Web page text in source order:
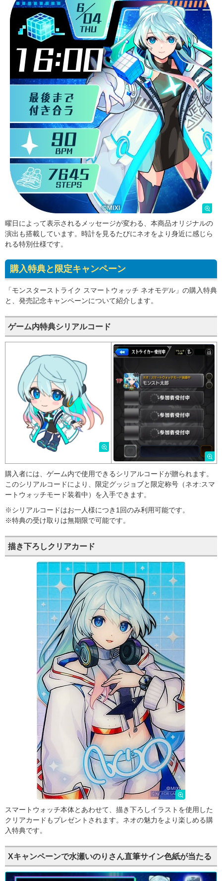
曜日によって表示されるメッセージが変わる、本商品オリジナルの
演出も搭載しています。時計を見るたびにネオをより身近に感じら
れる特別仕様です。
購入特典と限定キャンペーン
「モンスターストライク スマートウォッチ ネオモデル」の購入特典
と、発売記念キャンペーンについて紹介します。
ゲーム内特典シリアルコード
購入者には、ゲーム内で使用できるシリアルコードが贈られます。
このシリアルコードにより、限定グッジョブと限定称号（ネオ:スマ
ートウォッチモード装着中）を入手できます。
※シリアルコードはお一人様につき1回のみ利用可能です。
※特典の受け取りは無期限で可能です。
描き下ろしクリアカード
スマートウォッチ本体とあわせて、描き下ろしイラストを使用した
クリアカードもプレゼントされます。ネオの魅力をより楽しめる購
入特典です。
Xキャンペーンで水瀬いのりさん直筆サイン色紙が当たる